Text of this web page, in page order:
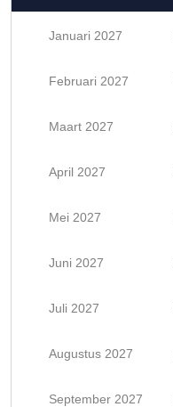
Januari 2027
Februari 2027
Maart 2027
April 2027
Mei 2027
Juni 2027
Juli 2027
Augustus 2027
September 2027